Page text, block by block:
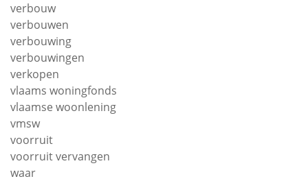
verbouw
verbouwen
verbouwing
verbouwingen
verkopen
vlaams woningfonds
vlaamse woonlening
vmsw
voorruit
voorruit vervangen
waar